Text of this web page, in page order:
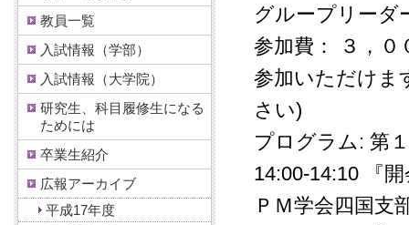
グループリーダ
参加費： ３，０
参加いただけま
さい)
プログラム:
14:00-14:10 『
ＰＭ学会四国
教員一覧
入試情報（学部）
入試情報（大学院）
研究生、科目履修生になる
ためには
卒業生紹介
広報アーカイブ
平成17年度